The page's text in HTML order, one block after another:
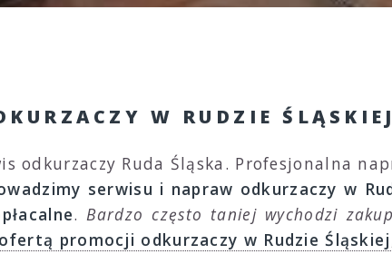
W RUDZIE ŚLĄSKIEJ
odkurzaczy Ruda Śląska. Profesjonalna
serwisu i napraw odkurzaczy w
.Bardzo często taniej wychodzi
ofertą promocji odkurzaczy w Rudzie Śląskiej